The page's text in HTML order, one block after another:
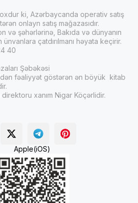
ki, Azərbaycanda operativ satış
onlayn satış mağazasıdır.
və şəhərlərinə, Bakıda və dünyanın
çatdırılmanı həyata keçirir.
40
Şəbəkəsi
fəaliyyət göstərən ən böyük kitab
direktoru xanım Nigar Köçərlidir.
Apple(iOS)